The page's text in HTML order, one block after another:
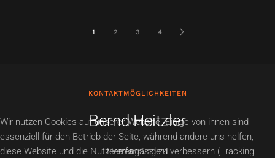
1 2 3 4
KONTAKTMÖGLICHKEITEN
Bernd Heitzler
Herrengässle 4
Wir nutzen Cookies auf unserer Website. Einige von ihnen sind
essenziell für den Betrieb der Seite, während andere uns helfen,
diese Website und die Nutzererfahrung zu verbessern (Tracking